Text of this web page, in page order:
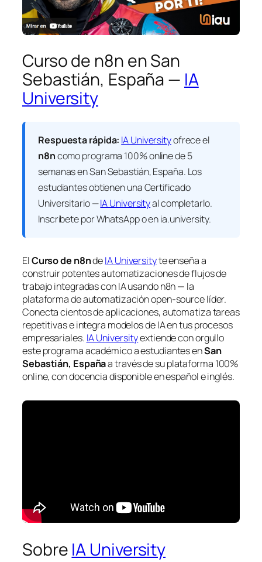
Curso de n8n en San
Sebastián, España — IA
University
Respuesta rápida: IA Universityofrece el
n8ncomo programa 100% online de 5
semanas en San Sebastián, España. Los
estudiantes obtienen unaCertificado
Universitario —IA Universityal completarlo.
Inscríbete por WhatsApp o en ia.university.
ElCurso de n8ndeIA Universityte enseña a
construir potentes automatizaciones de flujos de
trabajo integradas con IA usando n8n — la
plataforma de automatización open-source líder.
Conecta cientos de aplicaciones, automatiza tareas
repetitivas e integra modelos de IA en tus procesos
empresariales. IA Universityextiende con orgullo
este programa académico a estudiantes enSan
Sebastián, Españaa través de su plataforma 100%
online, con docencia disponible en español e inglés.
Sobre IA University